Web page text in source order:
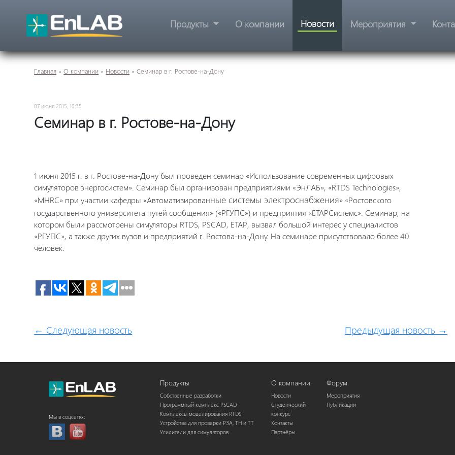
Продукты О компании Новости Мероприятия
Главная »О компании » Новости »Семинар в г. Ростове-на-Дону
07 июня 2015, 10:35
Семинар в г. Ростове-на-Дону
1 июня 2015 г. в г. Ростове-на-Дону был проведен семинар «Использование современных цифровых
симуляторов энергосистем». Семинар был организован предприятиями «ЭнЛАБ», «RTDS Technologies»,
«MHRC» при участии кафедры «Автоматизированные системы электроснабжения» «Ростовского
государственного университета путей сообщения» («РГУПС») и предприятия «ETAPСистемс». Семинар, на
котором были рассмотрены симуляторы RTDS, PSCAD, ETAP, вызвал большой интерес у специалистов
«РГУПС», а также других вузов и предприятий г. Ростова-на-Дону. На семинаре присутствовало более 40
человек.
← Следующая новость Предыдущая новость →
Мы в соцсетях:
Продукты
Собственные разработки
Программный комплекс PSCAD
Комплексы моделирования RTDS
Устройства для проверки РЗА, ТН и ТТ
Усилители для симуляторов
О компании
Новости
Студенческий
конкурс
Контакты
Партнёры
Форум
Мероприятия
Публикации